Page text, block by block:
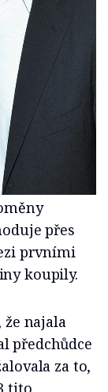
přes
prvními
koupily.
najala
předchůdce
za to,
tito